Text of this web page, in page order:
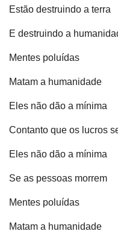
Estão destruindo a terra
E destruindo a
Mentes poluídas
Matam a humanidade
Eles não dão a mínima
Contanto que os lucros
Eles não dão a mínima
Se as pessoas morrem
Mentes poluídas
Matam a humanidade